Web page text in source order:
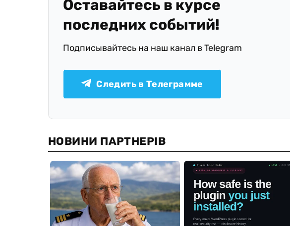
Оставайтесь в курсе
последних событий!
Подписывайтесь на наш канал в Telegram
Следить в Телеграмме